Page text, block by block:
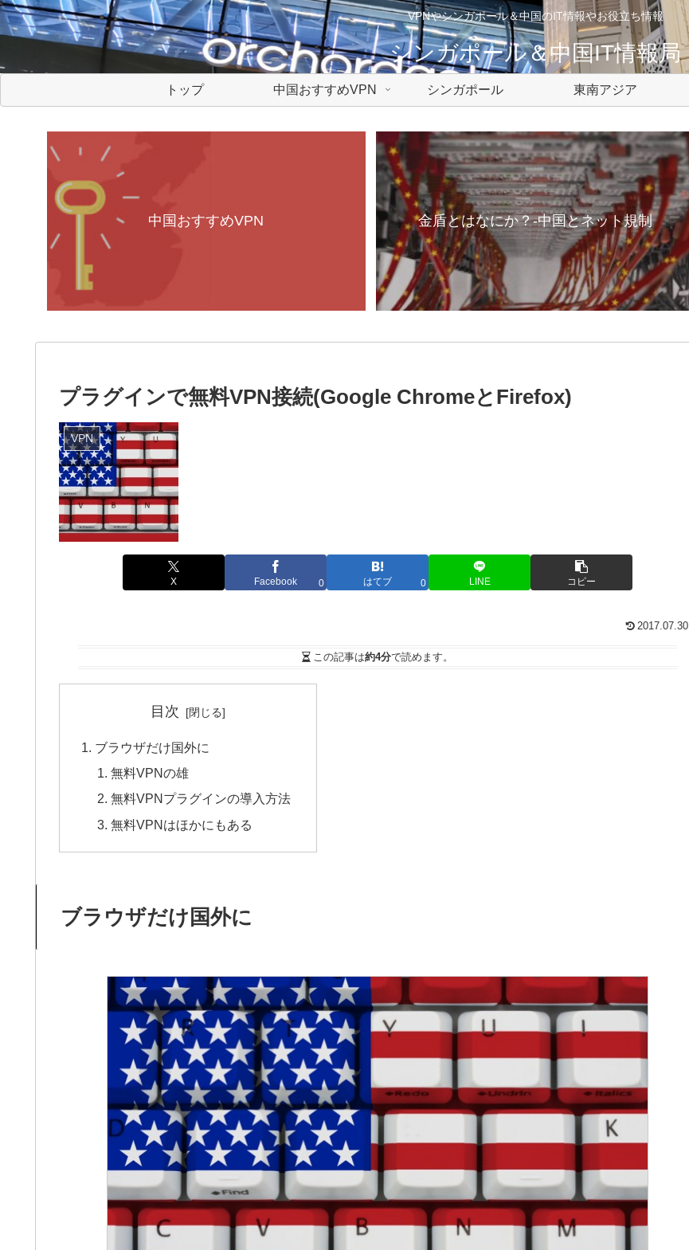
VPNやシンガポール＆中国のIT情報やお役立ち情報
シンガポール＆中国IT情報局
トップ 中国おすすめVPN シンガポール 東南アジア
中国おすすめVPN 金盾とはなにか？-中国とネット規制
プラグインで無料VPN接続(Google ChromeとFirefox)
VPN
X Facebook 0 はてブ 0 LINE コピー
2017.07.30
この記事は約4分で読めます。
目次
ブラウザだけ国外に
無料VPNの雄
無料VPNプラグインの導入方法
無料VPNはほかにもある
ブラウザだけ国外に